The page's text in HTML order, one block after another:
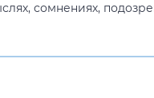
сомнениях,